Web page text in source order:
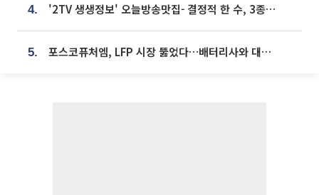
4. '2TV 생생정보' 오늘방송맛집- 결정적 한 수, 3종 메밀면! 메밀 소바 맛집 '의○○○○'
5. 포스코퓨처엠, LFP 시장 뚫었다…배터리사와 대규모 장기 공급 합의